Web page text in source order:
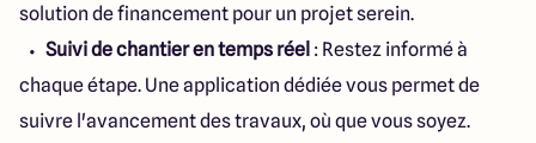
solution de financement pour un projet serein.
Suivi de chantier en temps réel : Restez informé à
chaque étape. Une application dédiée vous permet de
suivre l'avancement des travaux, où que vous soyez.